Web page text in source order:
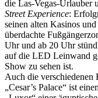
die Las-Vegas-Urlauber
Street Experience:
seinen alten Kasinos
überdachte
Uhr und ab 20 Uhr
auf die LED Leinwand
Show zu sehen ist.
Auch die
„Cesar’s Palace“ ist